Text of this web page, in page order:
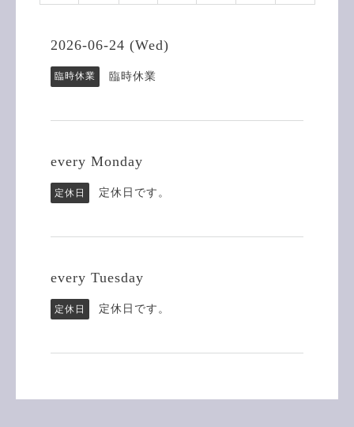
2026-06-24 (Wed)
臨時休業 臨時休業
every Monday
定休日 定休日です。
every Tuesday
定休日 定休日です。